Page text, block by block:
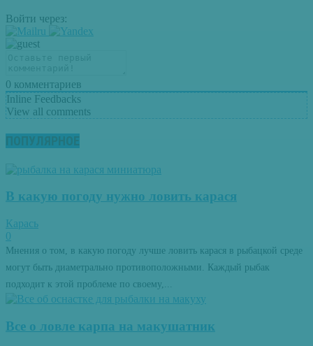
Войти через:
0 комментариев
Inline Feedbacks
View all comments
ПОПУЛЯРНОЕ
В какую погоду нужно ловить карася
Карась
0
Мнения о том, в какую погоду лучше ловить карася в рыбацкой среде
могут быть диаметрально противоположными. Каждый рыбак
подходит к этой проблеме по своему,...
Все о ловле карпа на макушатник